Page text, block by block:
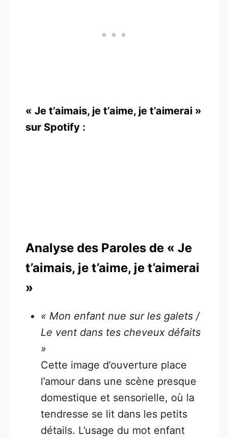
« Je t’aimais, je t’aime, je t’aimerai »
sur Spotify :
Analyse des Paroles de « Je
t’aimais, je t’aime, je t’aimerai
»
« Mon enfant nue sur les galets /
Le vent dans tes cheveux défaits
»
Cette image d’ouverture place
l’amour dans une scène presque
domestique et sensorielle, où la
tendresse se lit dans les petits
détails. L’usage du mot enfant